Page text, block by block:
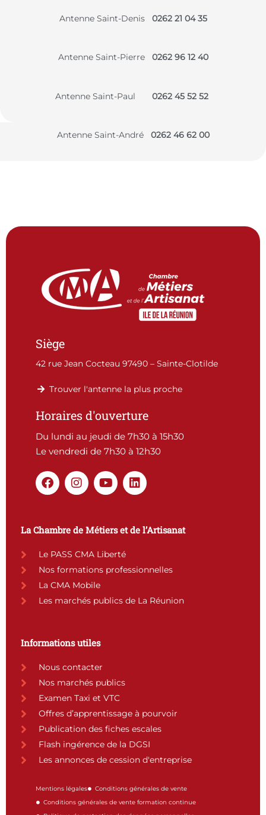
Antenne Saint-Denis 0262 21 04 35
Antenne Saint-Pierre 0262 96 12 40
Antenne Saint-Paul 0262 45 52 52
Antenne Saint-André 0262 46 62 00
Siège
42 rue Jean Cocteau 97490 – Sainte-Clotilde
Trouver l'antenne la plus proche
Horaires d'ouverture
Du lundi au jeudi de 7h30 à 15h30
Le vendredi de 7h30 à 12h30
F
a
o
o
k
I
n
a
g
r
a
m
Y
o
b
e
L
i
e
d
La Chambre de Métiers et de l’Artisanat
Le PASS CMA Liberté
Nos formations professionnelles
La CMA Mobile
Les marchés publics de La Réunion
Informations utiles
Nous contacter
Nos marchés publics
Examen Taxi et VTC
Offres d’apprentissage à pourvoir
Publication des fiches escales
Flash ingérence de la DGSI
Les annonces de cession d'entreprise
Mentions légales
Conditions générales de vente
Conditions générales de vente formation continue